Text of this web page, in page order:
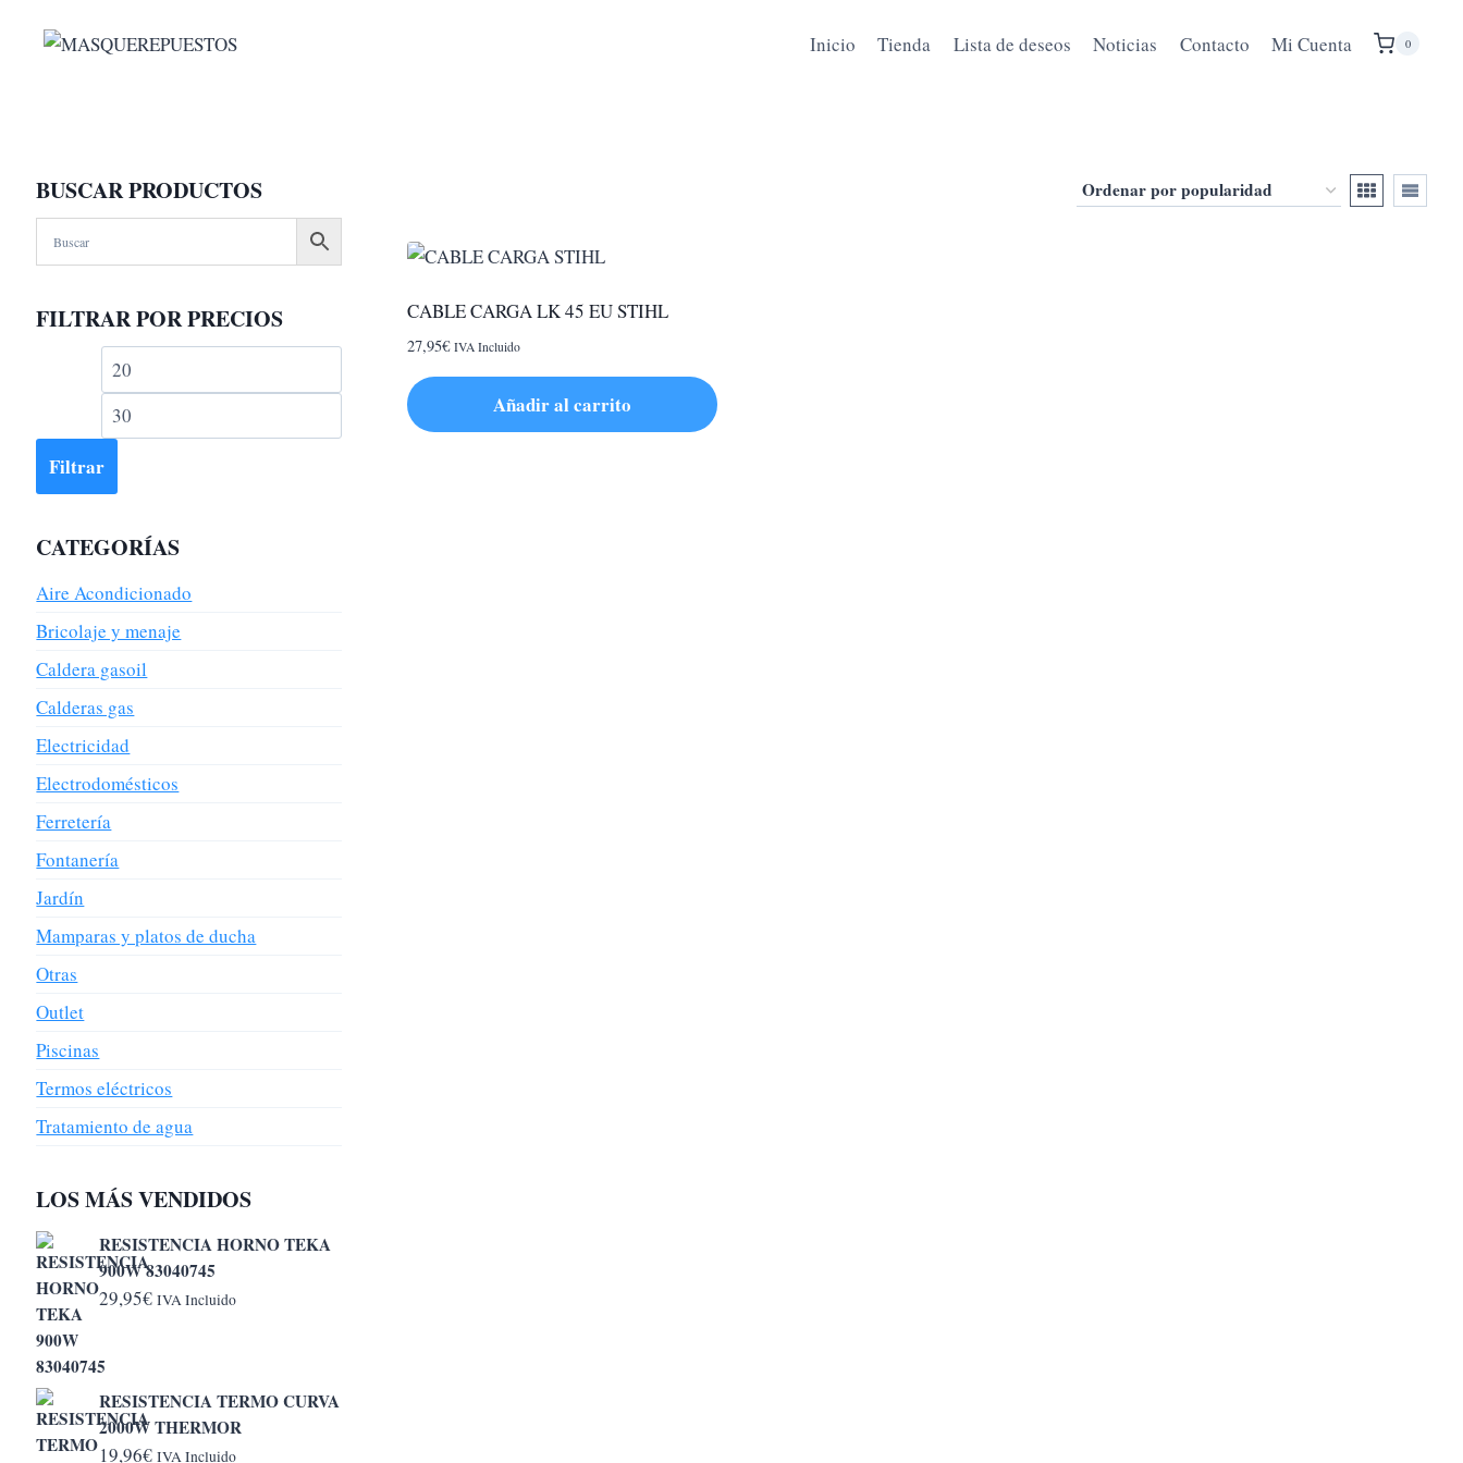
Inicio Tienda Lista de deseos Noticias Contacto Mi Cuenta 0
CABLE CARGA LK 45 EU STIHL
27,95€ IVA Incluido
Añadir al carrito
BUSCAR PRODUCTOS
FILTRAR POR PRECIOS
Precio
mínimo
máximo
Filtrar
CATEGORÍAS
Aire Acondicionado
Bricolaje y menaje
Caldera gasoil
Calderas gas
Electricidad
Electrodomésticos
Ferretería
Fontanería
Jardín
Mamparas y platos de ducha
Otras
Outlet
Piscinas
Termos eléctricos
Tratamiento de agua
LOS MÁS VENDIDOS
RESISTENCIA HORNO TEKA
900W 83040745
29,95€ IVA Incluido
RESISTENCIA TERMO CURVA
2000W THERMOR
19,96€ IVA Incluido